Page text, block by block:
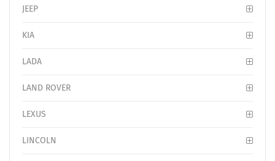
JEEP
KIA
LADA
LAND ROVER
LEXUS
LINCOLN